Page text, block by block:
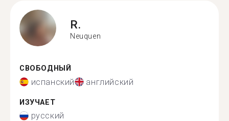
R.
Neuquen
СВОБОДНЫЙ
испанский английский
ИЗУЧАЕТ
русский